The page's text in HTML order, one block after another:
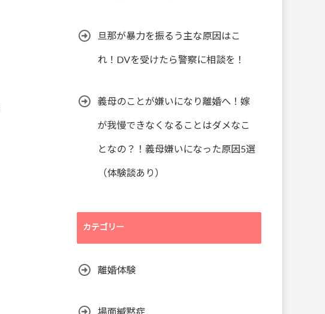
旦那が暴力を振るう主な原因はこ
れ！DVを受けたら警察に相談を！
義母のことが嫌いになり離婚へ！嫁
が我慢できなくなることはダメなこ
となの？！義母嫌いになった原因5選
（体験談あり）
カテゴリー
離婚体験